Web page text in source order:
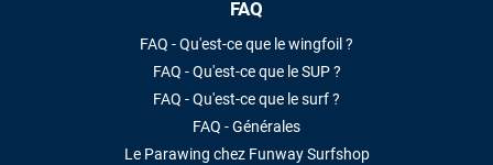
FAQ
FAQ - Qu'est-ce que le wingfoil ?
FAQ - Qu'est-ce que le SUP ?
FAQ - Qu'est-ce que le surf ?
FAQ - Générales
Le Parawing chez Funway Surfshop